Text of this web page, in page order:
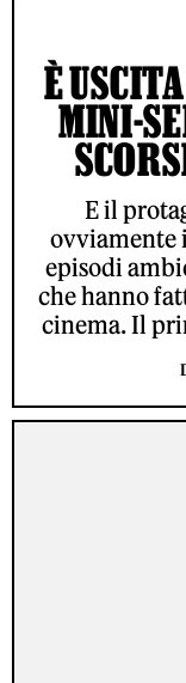
È
MINI-
E il
ovviamente
episodi
che hanno
cinema. Il